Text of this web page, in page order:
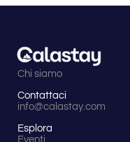
Chi siamo
Contattaci
info@calastay.com
Esplora
Eventi